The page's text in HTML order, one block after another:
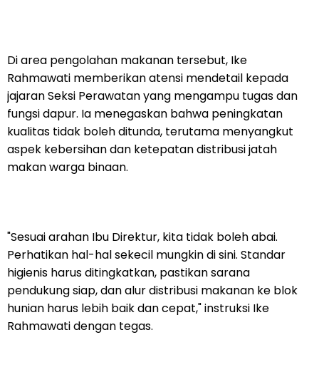
Di area pengolahan makanan tersebut, Ike
Rahmawati memberikan atensi mendetail kepada
jajaran Seksi Perawatan yang mengampu tugas dan
fungsi dapur. Ia menegaskan bahwa peningkatan
kualitas tidak boleh ditunda, terutama menyangkut
aspek kebersihan dan ketepatan distribusi jatah
makan warga binaan.
"Sesuai arahan Ibu Direktur, kita tidak boleh abai.
Perhatikan hal-hal sekecil mungkin di sini. Standar
higienis harus ditingkatkan, pastikan sarana
pendukung siap, dan alur distribusi makanan ke blok
hunian harus lebih baik dan cepat," instruksi Ike
Rahmawati dengan tegas.